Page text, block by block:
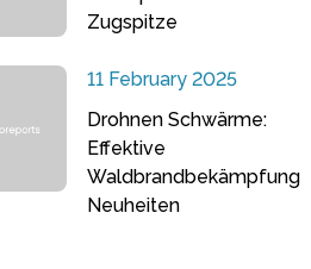
Zugspitze
11 February 2025
Drohnen Schwärme:
Effektive
Waldbrandbekämpfung
Neuheiten